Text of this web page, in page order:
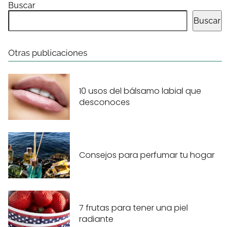
Buscar
Buscar
Otras publicaciones
10 usos del bálsamo labial que
desconoces
Consejos para perfumar tu hogar
7 frutas para tener una piel
radiante